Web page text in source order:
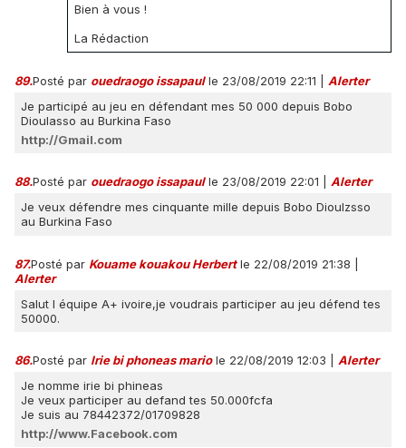
Bien à vous !
La Rédaction
89.Posté par ouedraogo issapaul le 23/08/2019 22:11
Alerter
Je participé au jeu en défendant mes 50 000 depuis Bobo
Dioulasso au Burkina Faso
http://Gmail.com
88.Posté par ouedraogo issapaul le 23/08/2019 22:01
Alerter
Je veux défendre mes cinquante mille depuis Bobo Dioulzsso
au Burkina Faso
87.Posté par Kouame kouakou Herbert le 22/08/2019 21:38
Alerter
Salut l équipe A+ ivoire,je voudrais participer au jeu défend tes
50000.
86.Posté par Irie bi phoneas mario le 22/08/2019 12:03
Alerter
Je nomme irie bi phineas
Je veux participer au defand tes 50.000fcfa
Je suis au 78442372/01709828
http://www.Facebook.com